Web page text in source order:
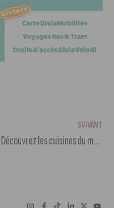
SUIVANT
Découvrez les cuisines du monde au Refugee Food Festival